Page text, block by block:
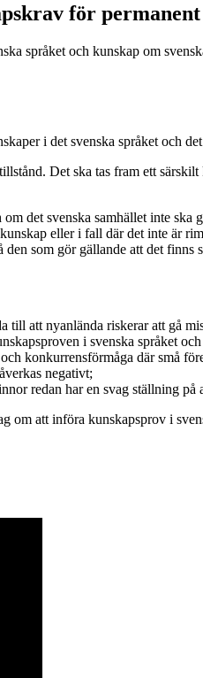
för
språket och kunskap om
i det svenska språket och
Det ska tas fram ett
det svenska samhället inte
eller i fall där det inte är
som gör gällande att det
att nyanlända riskerar att gå
i svenska språket och
konkurrensförmåga där små
negativt;
redan har en svag ställning på
om att införa kunskapsprov i